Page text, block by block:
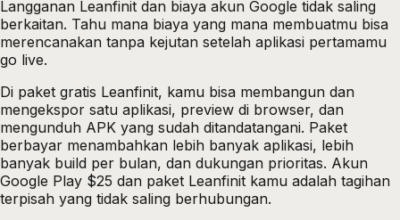
Langganan Leanfinit dan biaya akun Google tidak saling
berkaitan. Tahu mana biaya yang mana membuatmu bisa
merencanakan tanpa kejutan setelah aplikasi pertamamu
go live.
Di paket gratis Leanfinit, kamu bisa membangun dan
mengekspor satu aplikasi, preview di browser, dan
mengunduh APK yang sudah ditandatangani. Paket
berbayar menambahkan lebih banyak aplikasi, lebih
banyak build per bulan, dan dukungan prioritas. Akun
Google Play $25 dan paket Leanfinit kamu adalah tagihan
terpisah yang tidak saling berhubungan.